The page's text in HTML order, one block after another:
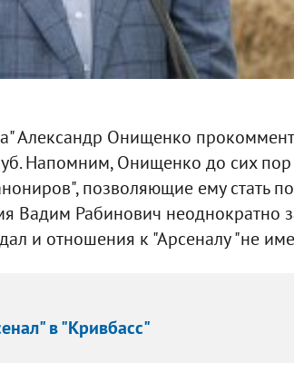
Александр Онищенко
Напомним, Онищенко до сих
позволяющие ему стать
Вадим Рабинович неоднократно
и отношения к "Арсеналу "не
в "Кривбасс"